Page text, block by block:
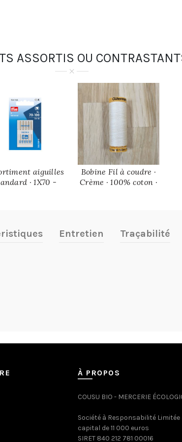
ASSORTIS OU
aiguilles
· 1X70 -
Bobine Fil à coudre ·
Crème · 100% coton ·
Entretien Traçabilité
À PROPOS
COUSU BIO - MERCERIE
Société à Responsabilité Limitée
capital de 11 000 euros
SIRET 840 212 781 00016